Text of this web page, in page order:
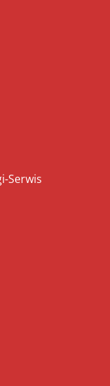
Serwis